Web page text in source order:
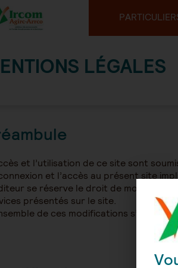
LÉGALES
et l’utilisation de ce site sont
et l’accès au présent site
se réserve le droit de modifier
présentés sur le site.
de ces modifications